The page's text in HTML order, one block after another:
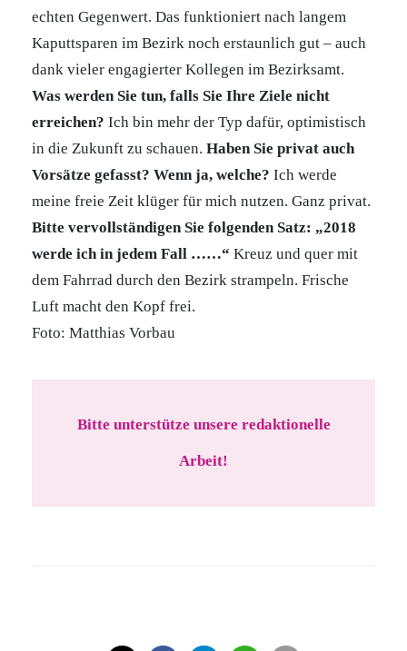
echten Gegenwert. Das funktioniert nach langem
Kaputtsparen im Bezirk noch erstaunlich gut – auch
dank vieler engagierter Kollegen im Bezirksamt.
Was werden Sie tun, falls Sie Ihre Ziele nicht
erreichen? Ich bin mehr der Typ dafür, optimistisch
in die Zukunft zu schauen. Haben Sie privat auch
Vorsätze gefasst? Wenn ja, welche? Ich werde
meine freie Zeit klüger für mich nutzen. Ganz privat.
Bitte vervollständigen Sie folgenden Satz: „2018
werde ich in jedem Fall ……“ Kreuz und quer mit
dem Fahrrad durch den Bezirk strampeln. Frische
Luft macht den Kopf frei.
Foto: Matthias Vorbau
Bitte unterstütze unsere redaktionelle
Arbeit!